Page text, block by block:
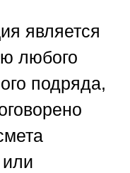
является
любого
подряда,